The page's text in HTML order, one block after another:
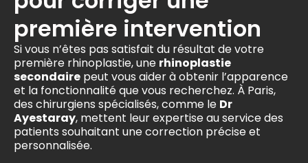
première intervention
Si vous n’êtes pas satisfait du résultat de votre
première rhinoplastie, une rhinoplastie
secondaire peut vous aider à obtenir l’apparence
et la fonctionnalité que vous recherchez. À Paris,
des chirurgiens spécialisés, comme le Dr
Ayestaray, mettent leur expertise au service des
patients souhaitant une correction précise et
personnalisée.